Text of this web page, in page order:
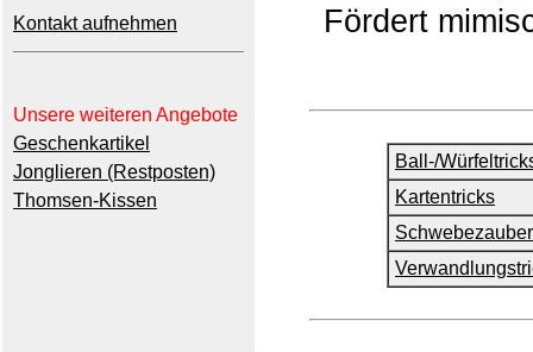
Kontakt aufnehmen
Unsere weiteren Angebote
Geschenkartikel
Jonglieren (Restposten)
Thomsen-Kissen
Fördert
Ball-/
Kartentricks
Schwebezauber